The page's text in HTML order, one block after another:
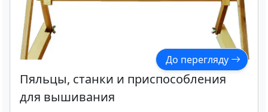
До перегляду
Пяльцы, станки и приспособления
для вышивания